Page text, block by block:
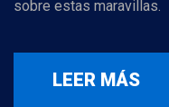
sobre estas maravillas.
LEER MÁS